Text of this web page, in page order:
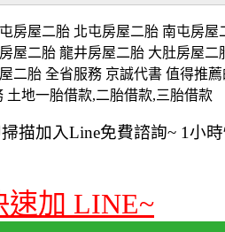
房屋二胎 北屯房屋二胎 南屯房
屋二胎 龍井房屋二胎 大肚房屋
二胎 全省服務 京誠代書 值得推
土地一胎借款,二胎借款,三胎借款
描加入Line免費諮詢~ 1小
速加 LINE~